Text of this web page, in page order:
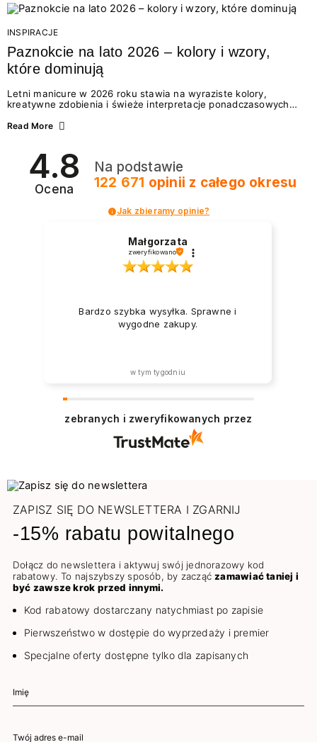
Motywem przewodnim jest eksplorowanie i kolekcjonowanie
letnich momentów. Z tej okazji przygotowaliśmy coś absolutnie
wyjątkowego: wielki konkurs z wakacje.pl oraz dawkę
najgorętszych trendów w...
INSPIRACJE
Paznokcie na lato 2026 – kolory i wzory,
które dominują
Letni manicure w 2026 roku stawia na wyraziste kolory,
kreatywne zdobienia i świeże interpretacje ponadczasowych
zarówno energetycznych odcieni inspirowanych wakacjami, jak
2026? Znajdź inspirację dla swojego manicure!
Read More
4.8
Ocena
Na podstawie
122 671 opinii z całego okresu
Jak zbieramy opinie?
Małgorzata
zweryfikowano
Bardzo szybka wysyłka. Sprawne i
wygodne zakupy.
w tym tygodniu
zebranych i zweryfikowanych przez
ZAPISZ SIĘ DO NEWSLETTERA I ZGARNIJ
-15% rabatu powitalnego
Dołącz do newslettera i aktywuj swój jednorazowy kod
rabatowy. To najszybszy sposób, by zacząćzamawiać taniej i
być zawsze krok przed innymi.
Kod rabatowy dostarczany natychmiast po zapisie
Pierwszeństwo w dostępie do wyprzedaży i premier
Specjalne oferty dostępne tylko dla zapisanych